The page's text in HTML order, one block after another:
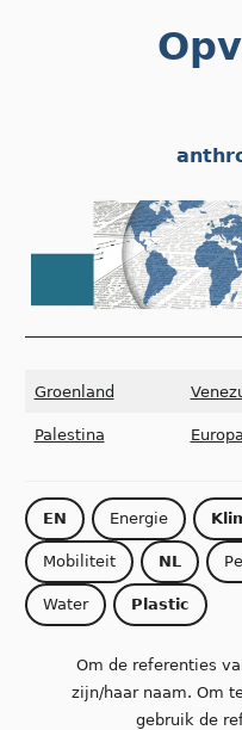
Groenland
Palestina Europa
EN Energie
Mobiliteit NL
Water Plastic
Om de referenties
zijn/haar naam. Om
gebruik de